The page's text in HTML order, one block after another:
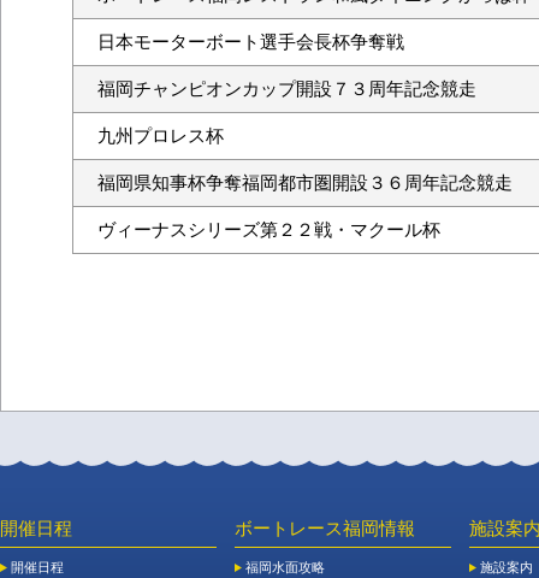
日本モーターボート選手会長杯争奪戦
福岡チャンピオンカップ開設７３周年記念競走
九州プロレス杯
福岡県知事杯争奪福岡都市圏開設３６周年記念競走
ヴィーナスシリーズ第２２戦・マクール杯
開催日程
開催日程
ボートレース福岡情報
福岡水面攻略
施設案
施設案内